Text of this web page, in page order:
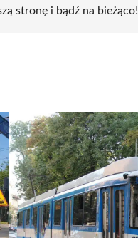
stronę i bądź na bieżąco!